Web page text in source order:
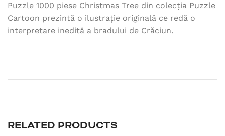
Puzzle 1000 piese Christmas Tree din colecția Puzzle
Cartoon prezintă o ilustrație originală ce redă o
interpretare inedită a bradului de Crăciun.
RELATED PRODUCTS